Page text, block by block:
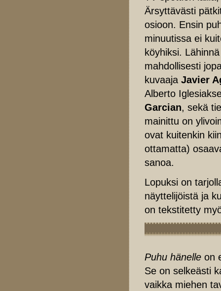
Ärsyttävästi
osioon. Ensin
minuutissa ei
köyhiksi.
mahdollisesti
kuvaaja Javier
Alberto
Garcian, sekä
mainittu on
ovat kuitenkin
ottamatta)
sanoa.
Lopuksi on
näyttelijöistä ja
on tekstitetty
Puhu hänelle on
Se on selkeästi
vaikka miehen